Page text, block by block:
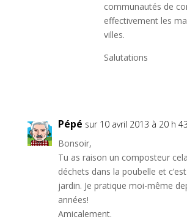
communautés de
effectivement les
villes.
Salutations
Pépé sur 10 avril 2013 à 20 h
Bonsoir,
Tu as raison un composteur
déchets dans la poubelle et
jardin. Je pratique moi-même
années!
Amicalement.